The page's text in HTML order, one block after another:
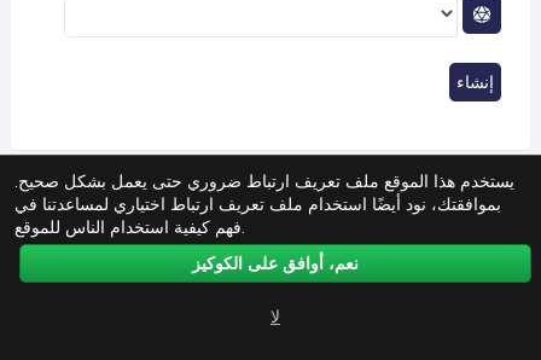
إنشاء
يستخدم هذا الموقع ملف تعريف ارتباط ضروري حتى يعمل بشكل صحيح.
بموافقتك، نود أيضًا استخدام ملف تعريف ارتباط اختياري لمساعدتنا في
فهم كيفية استخدام الناس للموقع.
نعم، أوافق على الكوكيز
لا